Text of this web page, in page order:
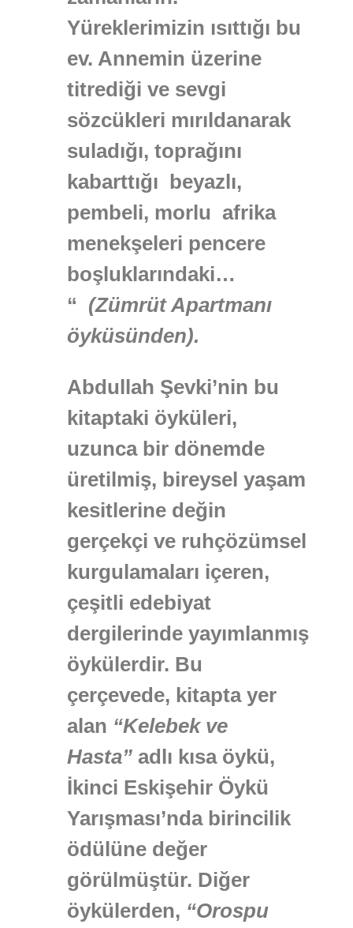
Yüreklerimizin ısıttığı bu
ev. Annemin üzerine
titrediği ve sevgi
sözcükleri mırıldanarak
suladığı, toprağını
kabarttığı beyazlı,
pembeli, morlu afrika
menekşeleri pencere
boşluklarındaki…
“ (Zümrüt Apartmanı
öyküsünden).
Abdullah Şevki’nin bu
kitaptaki öyküleri,
uzunca bir dönemde
üretilmiş, bireysel yaşam
kesitlerine değin
gerçekçi ve ruhçözümsel
kurgulamaları içeren,
çeşitli edebiyat
dergilerinde yayımlanmış
öykülerdir. Bu
çerçevede, kitapta yer
alan “Kelebek ve
Hasta” adlı kısa öykü,
İkinci Eskişehir Öykü
Yarışması’nda birincilik
ödülüne değer
görülmüştür. Diğer
öykülerden, “Orospu